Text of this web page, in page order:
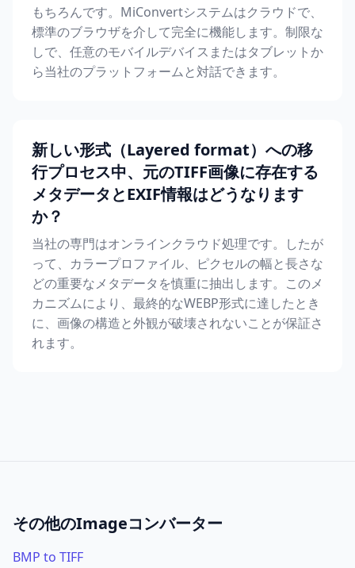
もちろんです。MiConvertシステムはクラウドで、
標準のブラウザを介して完全に機能します。制限な
しで、任意のモバイルデバイスまたはタブレットか
ら当社のプラットフォームと対話できます。
新しい形式（Layered format）への移
行プロセス中、元のTIFF画像に存在する
メタデータとEXIF情報はどうなります
か？
当社の専門はオンラインクラウド処理です。したが
って、カラープロファイル、ピクセルの幅と長さな
どの重要なメタデータを慎重に抽出します。このメ
カニズムにより、最終的なWEBP形式に達したとき
に、画像の構造と外観が破壊されないことが保証さ
れます。
その他のImageコンバーター
BMP to TIFF